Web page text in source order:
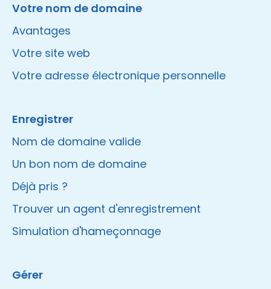
Votre nom de domaine
Avantages
Votre site web
Votre adresse électronique personnelle
Enregistrer
Nom de domaine valide
Un bon nom de domaine
Déjà pris ?
Trouver un agent d'enregistrement
Simulation d'hameçonnage
Gérer